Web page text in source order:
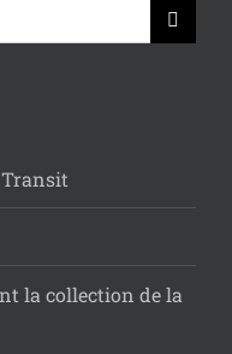
la collection de la